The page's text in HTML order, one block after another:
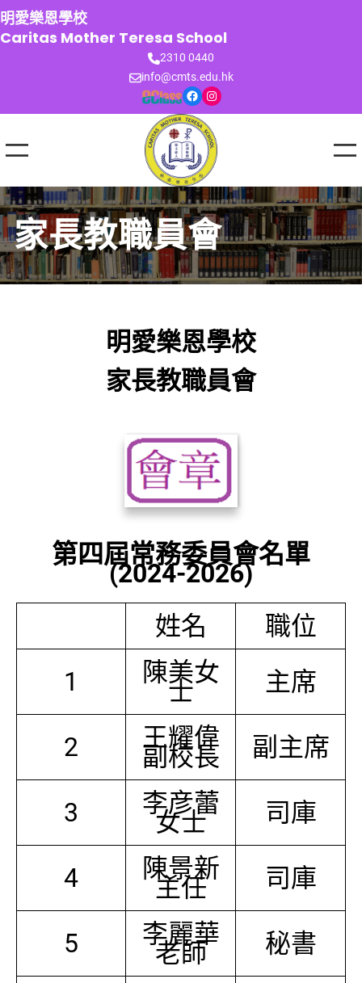
跳
至
主
明愛樂恩學校
Caritas Mother Teresa School
2310 0440
info@cmts.edu.hk
Facebook Instagram
家長教職員會
明愛樂恩學校
家長教職員會
第四屆常務委員會名單
(2024-2026)
姓名
職位
1
陳美女
士 主席
2 王耀偉
副校長 副主席
3 李彦蕾
女士 司庫
4 陳景新
主任 司庫
5 李麗華
老師 秘書